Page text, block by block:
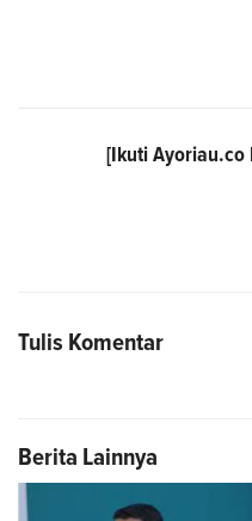
[Ikuti Ayoriau.co
Tulis Komentar
Berita Lainnya